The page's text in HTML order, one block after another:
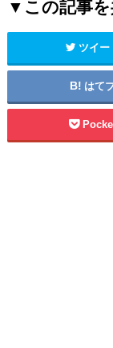
▼この記事を
ツイー
はて